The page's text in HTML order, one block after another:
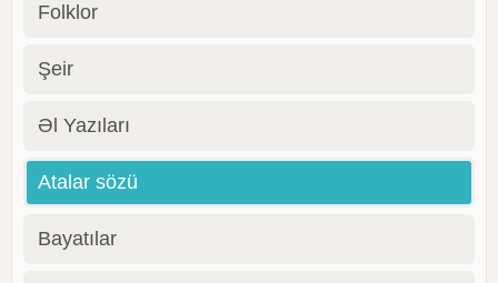
Folklor
Şeir
Əl Yazıları
Atalar sözü
Bayatılar